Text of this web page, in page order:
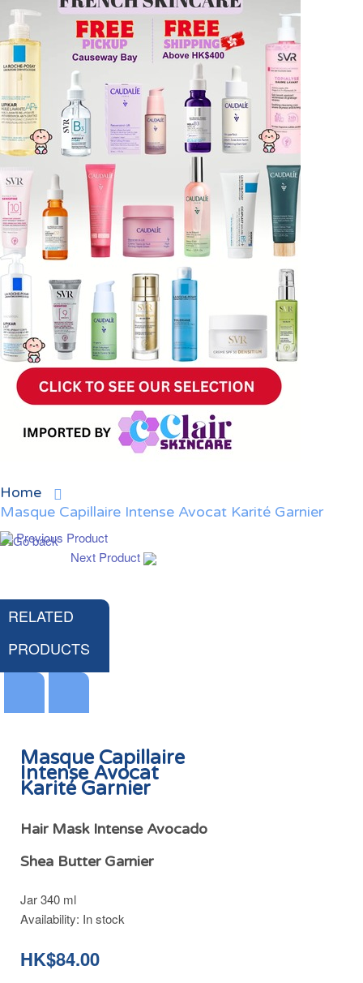
Home
Masque Capillaire Intense Avocat Karité Garnier
Previous Product
Next Product
RELATED
PRODUCTS
Après-Shampoing Huile d'Avocat et Beurre de Karité Ultra Doux Garnier
HK$56.00
Add
Masque Capillaire
Intense Avocat
Karité Garnier
Hair Mask Intense Avocado
Shea Butter Garnier
Jar 340 ml
Availability: In stock
HK$84.00